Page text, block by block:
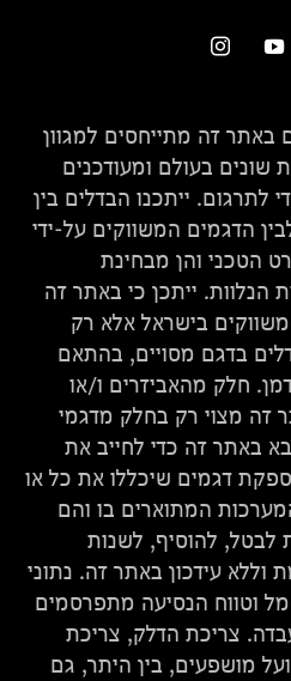
באתר זה מתייחסים למגוון
שונים בעולם ומעודכנים
לתרגום. ייתכנו הבדלים בין
הדגמים המשווקים על-ידי
הטכני והן מבחינת
הנלוות. ייתכן כי באתר זה
בישראל אלא רק
בדגם מסויים, בהתאם
חלק מהאביזרים ו/או
זה מצוי רק בחלק מדגמי
באתר זה כדי לחייב את
דגמים שיכללו את כל או
המתוארים בו והם
להוסיף, לשנות
עידכון באתר זה. נתוני
וטווח הנסיעה מתפרסמים
צריכת הדלק, צריכת
מושפעים, בין היתר, גם